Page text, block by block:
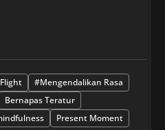
#Mengendalikan Rasa
Bernapas Teratur
Present Moment